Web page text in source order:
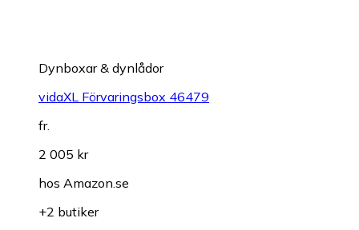
Dynboxar & dynlådor
vidaXL Förvaringsbox 46479
fr.
2 005 kr
hos Amazon.se
+2 butiker